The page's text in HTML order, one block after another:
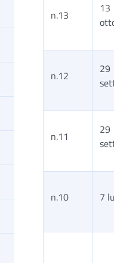
n.13
13
n.12
29
n.11
29
n.10 7